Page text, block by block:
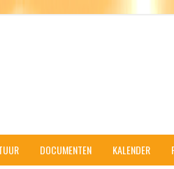
DOCUMENTEN KALENDER